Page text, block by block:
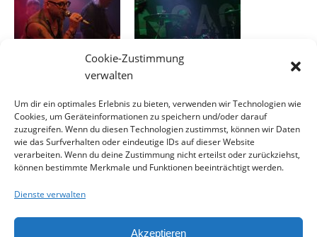
Cookie-Zustimmung
verwalten
Um dir ein optimales Erlebnis zu bieten, verwenden wir Technologien wie
Cookies, um Geräteinformationen zu speichern und/oder darauf
zuzugreifen. Wenn du diesen Technologien zustimmst, können wir Daten
wie das Surfverhalten oder eindeutige IDs auf dieser Website
verarbeiten. Wenn du deine Zustimmung nicht erteilst oder zurückziehst,
können bestimmte Merkmale und Funktionen beeinträchtigt werden.
Dienste verwalten
Akzeptieren